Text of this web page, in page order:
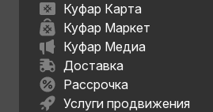
Куфар Карта
Куфар Маркет
Куфар Медиа
Доставка
Рассрочка
Услуги продвижения